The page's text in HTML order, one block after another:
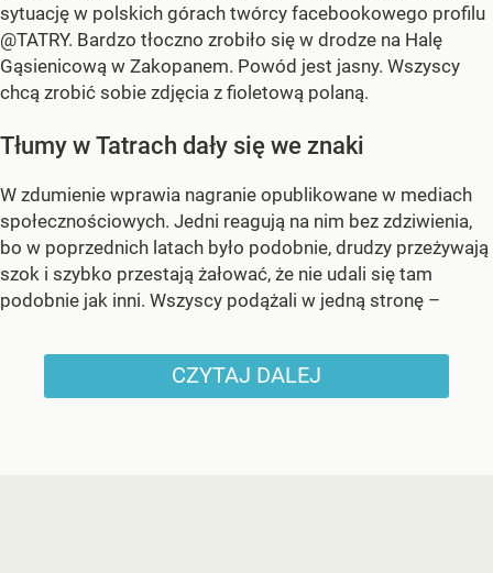
sytuację w polskich górach twórcy facebookowego profilu
@TATRY. Bardzo tłoczno zrobiło się w drodze na Halę
Gąsienicową w Zakopanem. Powód jest jasny. Wszyscy
chcą zrobić sobie zdjęcia z fioletową polaną.
Tłumy w Tatrach dały się we znaki
W zdumienie wprawia nagranie opublikowane w mediach
społecznościowych. Jedni reagują na nim bez zdziwienia,
bo w poprzednich latach było podobnie, drudzy przeżywają
szok i szybko przestają żałować, że nie udali się tam
podobnie jak inni. Wszyscy podążali w jedną stronę –
CZYTAJ DALEJ